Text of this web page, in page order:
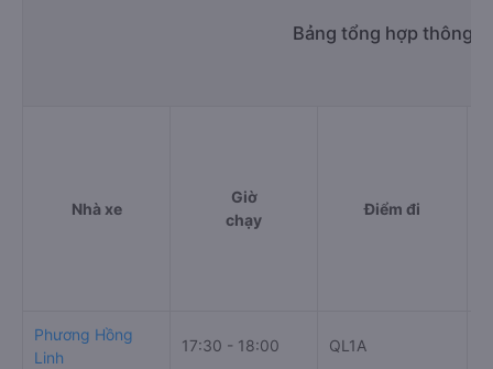
Bảng tổng hợp thông
Nhà xe
Giờ
chạy
Điểm đi
Phương Hồng
Linh
17:30 - 18:00 QL1A